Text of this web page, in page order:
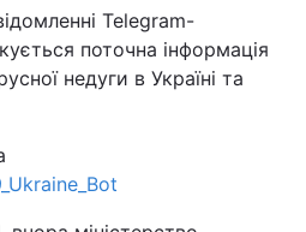
Telegram-
поточна інформація
недуги в Україні та